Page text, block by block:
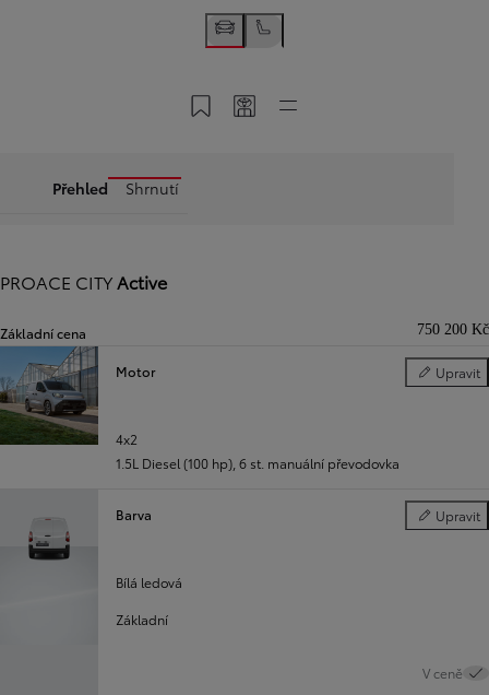
Předchozí
Uložit do MyToyota
Sdílet kód
Přehled Shrnutí
PROACE CITYActive
Základní cena 750 200 Kč
Motor Upravit
Motor
4x2
1.5L Diesel (100 hp), 6 st. manuální převodovka
Barva Upravit
Barva
Bílá ledová
Základní
V ceně